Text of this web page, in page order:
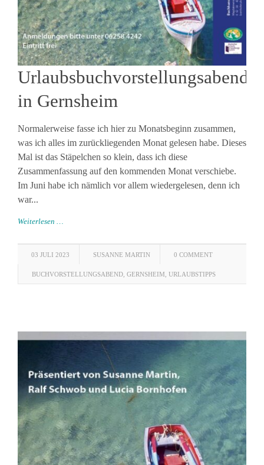
Urlaubsbuchvorstellungsabend
in Gernsheim
Normalerweise fasse ich hier zu Monatsbeginn zusammen,
was ich alles im zurückliegenden Monat gelesen habe. Dieses
Mal ist das Stäpelchen so klein, dass ich diese
Zusammenfassung auf den kommenden Monat verschiebe.
Im Juni habe ich nämlich vor allem wiedergelesen, denn ich
war...
Weiterlesen …
03 JULI 2023 SUSANNE MARTIN 0 COMMENT
BUCHVORSTELLUNGSABEND GERNSHEIM URLAUBSTIPPS